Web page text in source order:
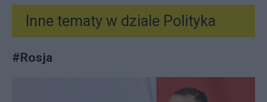
Inne tematy w dziale Polityka
#Rosja